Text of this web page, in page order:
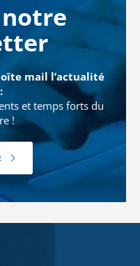
notre
mail l’actualité
et temps forts du
!